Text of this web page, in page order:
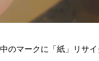
マークに「紙」リサイ